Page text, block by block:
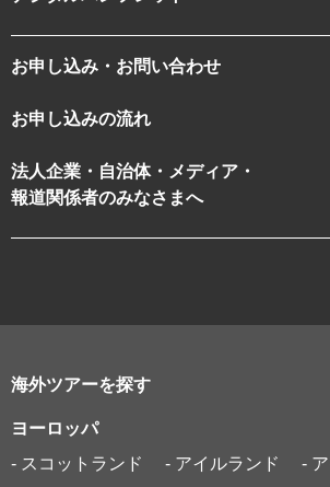
お申し込み・お問い合わせ
お申し込みの流れ
法人企業・自治体・メディア・
報道関係者のみなさまへ
海外ツアーを探す
ヨーロッパ
- スコットランド
- アイルランド
-